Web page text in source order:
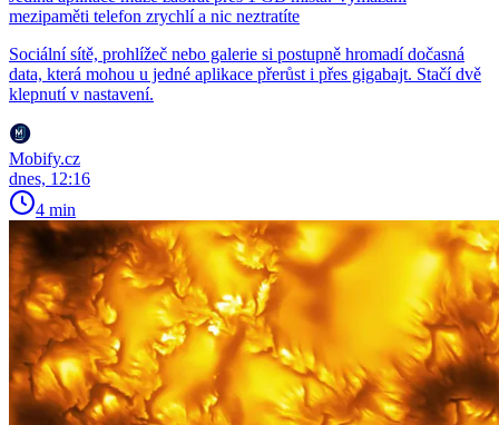
mezipaměti telefon zrychlí a nic neztratíte
Sociální sítě, prohlížeč nebo galerie si postupně hromadí dočasná
data, která mohou u jedné aplikace přerůst i přes gigabajt. Stačí dvě
klepnutí v nastavení.
Mobify.cz
dnes, 12:16
4 min